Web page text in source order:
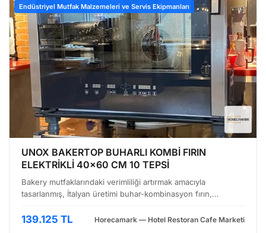
Endüstriyel Mutfak Malzemeleri ve Servis Ekipmanları
UNOX BAKERTOP BUHARLI KOMBİ FIRIN
ELEKTRİKLİ 40x60 CM 10 TEPSİ
Bakery mutfaklarındaki verimliliği artırmak amacıyla
tasarlanmış, İtalyan üretimi buhar-kombinasyon fırın,
sunuyor. 40x60 cm ölçülerindeki tepsiler için 10 adet …
139.125 TL Horecamark — Hotel Restoran Cafe Marketi